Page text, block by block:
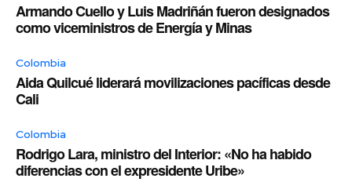
Armando Cuello y Luis Madriñán fueron designados
como viceministros de Energía y Minas
Colombia
Aida Quilcué liderará movilizaciones pacíficas desde
Cali
Colombia
Rodrigo Lara, ministro del Interior: «No ha habido
diferencias con el expresidente Uribe»